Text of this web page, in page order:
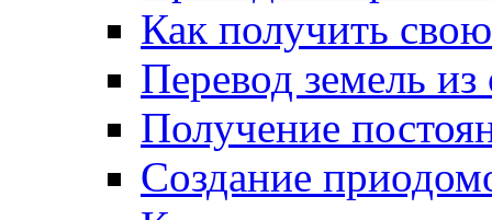
Как получить
Перевод земель
Получение
Создание